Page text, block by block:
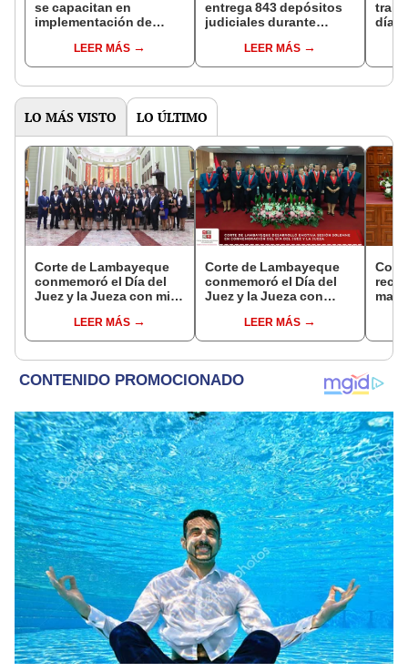
se capacitan en
implementación de
en dos instituciones
educativas de la
LEER MÁS
entrega 843 depósitos
judiciales durante
derechos para niños,
niñas y adolescentes"
LEER MÁS
días
LO MÁS VISTO LO ÚLTIMO
Corte de Lambayeque
conmemoró el Día del
Juez y la Jueza con misa
LEER MÁS
Corte de Lambayeque
conmemoró el Día del
Juez y la Jueza con
LEER MÁS